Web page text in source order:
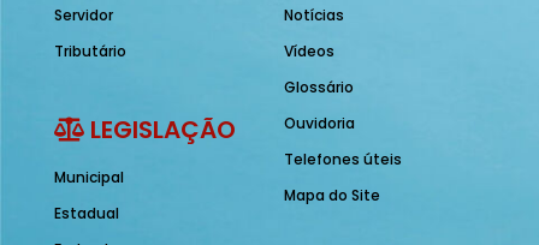
Servidor
Tributário
LEGISLAÇÃO
Municipal
Estadual
Notícias
Vídeos
Glossário
Ouvidoria
Telefones úteis
Mapa do Site